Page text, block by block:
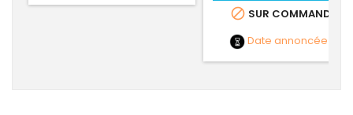
 SUR COMMANDE
Date annoncée